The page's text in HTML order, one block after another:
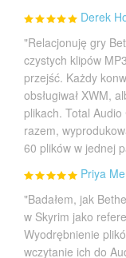
Derek
"Relacjonuję gry
czystych klipów
przejść. Każdy
obsługiwał XWM,
plikach. Total Audio
razem,
60 plików w jednej
Priya
"Badałem, jak
w Skyrim jako
Wyodrębnienie
wczytanie ich do